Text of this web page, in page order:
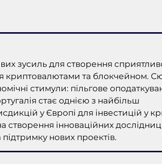
зусиль для створення
криптовалютами та блокчейном.
стимули: пільгове
стає однією з найбільш
у Європі для інвестицій у
створення інноваційних
нових проектів.